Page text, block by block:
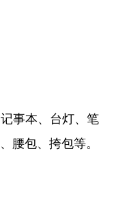
事本、台灯、笔
腰包、挎包等。